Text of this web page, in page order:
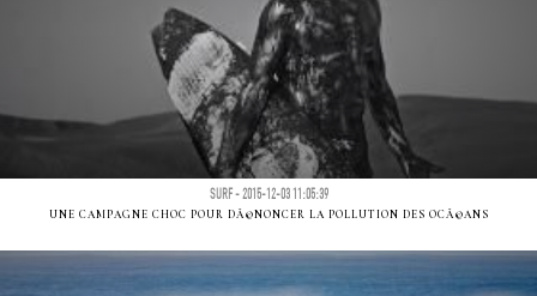
SURF - 2015-12-03 11:05:39
UNE CAMPAGNE CHOC POUR DÃ©NONCER LA POLLUTION DES OCÃ©ANS